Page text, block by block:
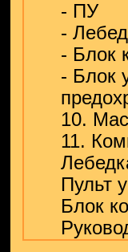
- ПУ
-
- Блок
- Блок
10.
11.
Пульт
Блок